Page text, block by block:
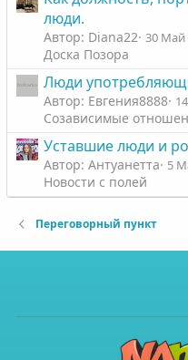
люди.
Автор: Diana22 30 Май
Доска Позора
Люди
Автор: Евгения8888
Созависимые
Уставшие люди и
Автор: Антуанетта 5
Новости с полей
Переговорный пункт